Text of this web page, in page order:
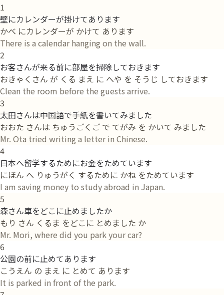
1
壁にカレンダーが掛けてあります
かべ にカレンダーが かけて あります
There is a calendar hanging on the wall.
2
お客さんが来る前に部屋を掃除しておきます
おきゃくさん が くる まえ に へや を そうじ しておきます
Clean the room before the guests arrive.
3
太田さんは中国語で手紙を書いてみました
おおた さんは ちゅうごくご で てがみ を かいて みました
Mr. Ota tried writing a letter in Chinese.
4
日本へ留学するためにお金をためています
にほん へ りゅうがく するために かね をためています
I am saving money to study abroad in Japan.
5
森さん車をどこに止めましたか
もり さん くるま をどこに とめました か
Mr. Mori, where did you park your car?
6
公園の前に止めてあります
こうえん の まえ に とめて あります
It is parked in front of the park.